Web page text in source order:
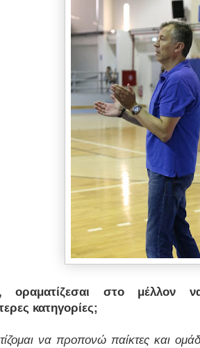
οραματίζεσαι στο μέλλον
κατηγορίες;
να προπονώ παίκτες και